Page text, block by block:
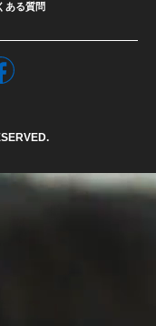
ある質問